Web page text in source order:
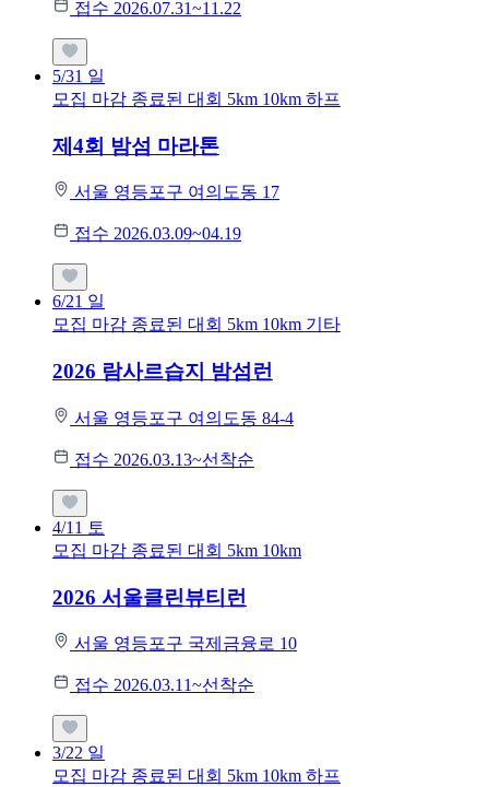
접수 2026.07.31~11.22
5/31 일
모집 마감 종료된 대회 5km 10km 하프
제4회 밤섬 마라톤
서울 영등포구 여의도동 17
접수 2026.03.09~04.19
6/21 일
모집 마감 종료된 대회 5km 10km 기타
2026 람사르습지 밤섬런
서울 영등포구 여의도동 84-4
접수 2026.03.13~선착순
4/11 토
모집 마감 종료된 대회 5km 10km
2026 서울클린뷰티런
서울 영등포구 국제금융로 10
접수 2026.03.11~선착순
3/22 일
모집 마감 종료된 대회 5km 10km 하프